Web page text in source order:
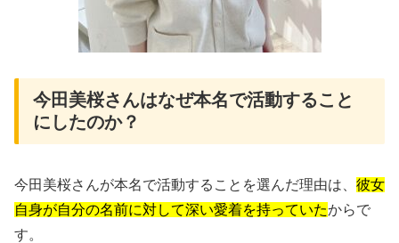
今田美桜さんはなぜ本名で活動すること
にしたのか？
今田美桜さんが本名で活動することを選んだ理由は、 彼女
自身が自分の名前に対して深い愛着を持っていたからで
す。